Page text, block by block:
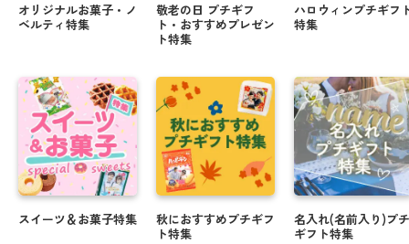
オリジナルお菓子・ノ
ベルティ特集
スイーツ＆お菓子特集
敬老の日 プチギフ
ト・おすすめプレゼン
ト特集
秋におすすめプチギフ
ト特集
ハロウィンプチギフ
特集
名入れ(名前入り)プチ
ギフト特集